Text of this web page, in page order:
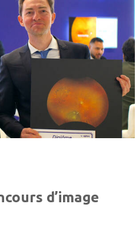
d’image